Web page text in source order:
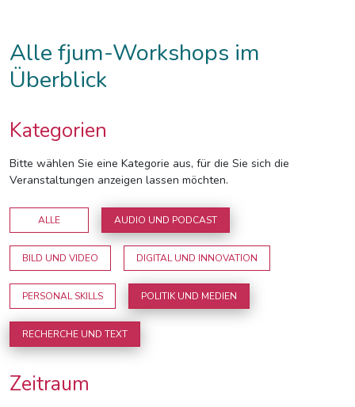
Alle fjum-Workshops im
Überblick
Kategorien
Bitte wählen Sie eine Kategorie aus, für die Sie sich die
Veranstaltungen anzeigen lassen möchten.
ALLE AUDIO UND PODCAST
BILD UND VIDEO DIGITAL UND INNOVATION
PERSONAL SKILLS POLITIK UND MEDIEN
RECHERCHE UND TEXT
Zeitraum